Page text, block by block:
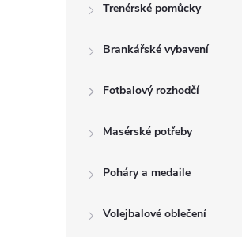
Trenérské pomůcky
Brankářské vybavení
Fotbalový rozhodčí
Masérské potřeby
Poháry a medaile
Volejbalové oblečení